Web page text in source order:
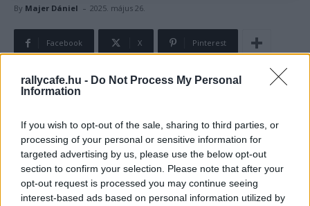
rallycafe.hu - Do Not Process My Personal
Information
If you wish to opt-out of the sale, sharing to third parties, or
processing of your personal or sensitive information for
targeted advertising by us, please use the below opt-out
section to confirm your selection. Please note that after your
opt-out request is processed you may continue seeing
interest-based ads based on personal information utilized by
By Majer Dániel - 2025. május 26.
Facebook X Pinterest
Napra pontosan 70 évvel ezelőtt veszítette életét
híresen babonás olasz négy nappal korábban a
tengerbe zuhant a Monacói Nagydíjon, így lemondta az
indulását az egy héttel korábbi monzai sportautó-
versenyen. Ám Eugenio Castellotti hívására nem sokkal